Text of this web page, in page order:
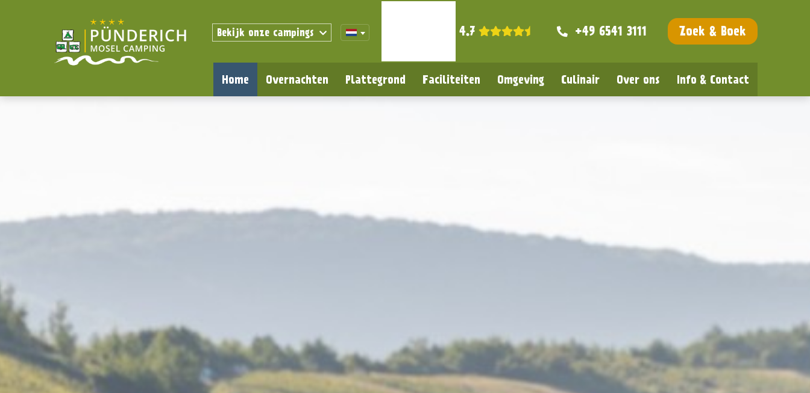
Bekijk onze campings 4.7 +49 6541 3111 Zoek & Boek
Home Overnachten Plattegrond Faciliteiten Omgeving Culinair Over ons Info & Contact